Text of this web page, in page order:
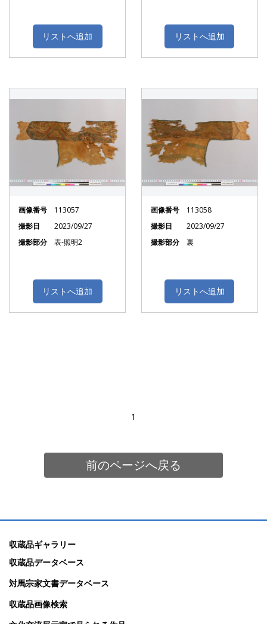
画像番号
113057
撮影日
2023/09/27
撮影部分
表-照明2
画像番号
113058
撮影日
2023/09/27
撮影部分
裏
1
前のページへ戻る
収蔵品ギャラリー
収蔵品データベース
対馬宗家文書データベース
収蔵品画像検索